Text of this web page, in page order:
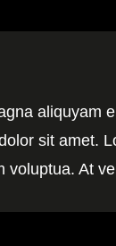
aliquyam
sit amet.
At